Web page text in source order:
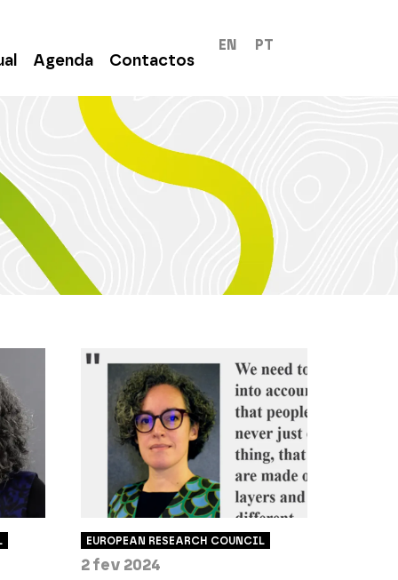
Agenda Contactos
EN PT
EUROPEAN RESEARCH COUNCIL
2 fev 2024